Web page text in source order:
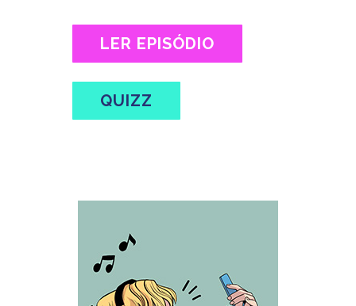
LER EPISÓDIO
QUIZZ